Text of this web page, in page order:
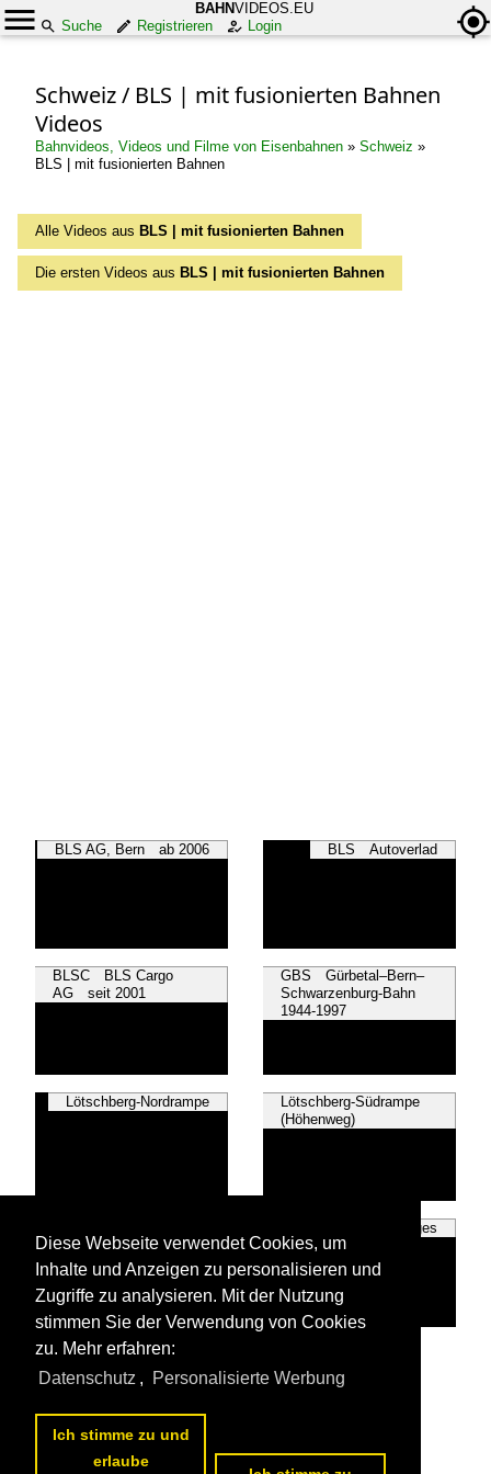
BAHNVIDEOS.EU
Suche
Registrieren Login
Schweiz / BLS | mit fusionierten Bahnen
Videos
Bahnvideos, Videos und Filme von Eisenbahnen » Schweiz »
BLS | mit fusionierten Bahnen
Alle Videos aus BLS | mit fusionierten Bahnen
Die ersten Videos aus BLS | mit fusionierten Bahnen
BLS AG, Bern ab 2006 BLS Autoverlad
BLSC BLS Cargo
AG seit 2001
GBS Gürbetal–Bern–
Schwarzenburg-Bahn
1944-1997
Lötschberg-Nordrampe
Lötschberg-Südrampe
(Höhenweg)
Mittelland 1997-2006
~Sonstiges
Alle Videos aus BLS | mit fusionierten Bahnen
Die ersten Videos ausBLS | mit fusionierten Bahnen
Diese Webseite verwendet Cookies, um
Inhalte und Anzeigen zu personalisieren und
Zugriffe zu analysieren. Mit der Nutzung
stimmen Sie der Verwendung von Cookies
zu. Mehr erfahren:
Datenschutz , Personalisierte Werbung
Ich stimme zu und
erlaube